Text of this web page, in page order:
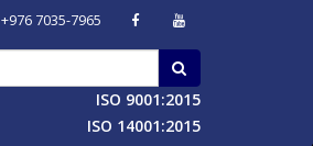
+976 7035-7965
ISO 9001:2015
ISO 14001:2015